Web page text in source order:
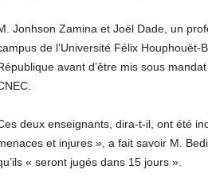
Jonhson Zamina et Joël Dade, un
de l’Université Félix
avant d’être mis sous
deux enseignants, dira-t-il, ont été
et injures », a fait savoir M.
« seront jugés dans 15 jours ».